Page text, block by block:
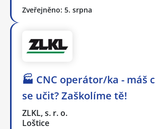
Zveřejněno: 5. srpna
🏭 CNC operátor/ka - máš
se učit? Zaškolíme tě!
ZLKL, s. r. o.
Loštice